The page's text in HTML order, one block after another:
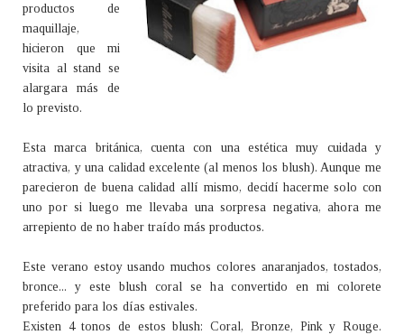
productos de
maquillaje,
hicieron que mi
visita al stand se
alargara más de
lo previsto.
Esta marca británica, cuenta con una estética muy cuidada y
atractiva, y una calidad excelente (al menos los blush). Aunque me
parecieron de buena calidad allí mismo, decidí hacerme solo con
uno por si luego me llevaba una sorpresa negativa, ahora me
arrepiento de no haber traído más productos.
Este verano estoy usando muchos colores anaranjados, tostados,
bronce... y este blush coral se ha convertido en mi colorete
preferido para los días estivales.
Existen 4 tonos de estos blush: Coral, Bronze, Pink y Rouge.